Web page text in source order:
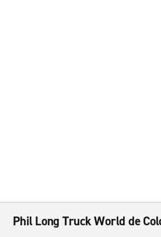
Phil Long Truck World de